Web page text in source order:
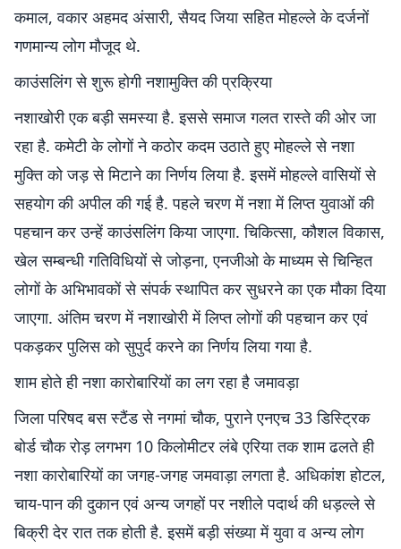
कमाल, वकार अहमद अंसारी, सैयद जिया सहित मोहल्ले के दर्जनों
गणमान्य लोग मौजूद थे.
काउंसलिंग से शुरू होगी नशामुक्ति की प्रक्रिया
नशाखोरी एक बड़ी समस्या है. इससे समाज गलत रास्ते की ओर जा
रहा है. कमेटी के लोगों ने कठोर कदम उठाते हुए मोहल्ले से नशा
मुक्ति को जड़ से मिटाने का निर्णय लिया है. इसमें मोहल्ले वासियों से
सहयोग की अपील की गई है. पहले चरण में नशा में लिप्त युवाओं की
पहचान कर उन्हें काउंसलिंग किया जाएगा. चिकित्सा, कौशल विकास,
खेल सम्बन्धी गतिविधियों से जोड़ना, एनजीओ के माध्यम से चिन्हित
लोगों के अभिभावकों से संपर्क स्थापित कर सुधरने का एक मौका दिया
जाएगा. अंतिम चरण में नशाखोरी में लिप्त लोगों की पहचान कर एवं
पकड़कर पुलिस को सुपुर्द करने का निर्णय लिया गया है.
शाम होते ही नशा कारोबारियों का लग रहा है जमावड़ा
जिला परिषद बस स्टैंड से नगमां चौक, पुराने एनएच 33 डिस्ट्रिक
बोर्ड चौक रोड़ लगभग 10 किलोमीटर लंबे एरिया तक शाम ढलते ही
नशा कारोबारियों का जगह-जगह जमवाड़ा लगता है. अधिकांश होटल,
चाय-पान की दुकान एवं अन्य जगहों पर नशीले पदार्थ की धड़ल्ले से
बिक्री देर रात तक होती है. इसमें बड़ी संख्या में युवा व अन्य लोग